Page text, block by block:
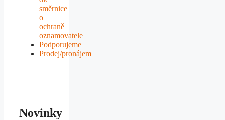
směrnice
o
ochraně
oznamovatele
Podporujeme
Prodej/pronájem
Novinky